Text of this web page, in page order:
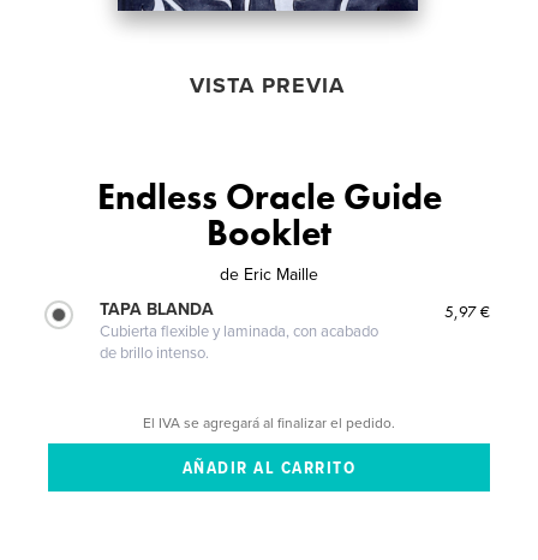
VISTA PREVIA
Endless Oracle Guide
Booklet
de Eric Maille
TAPA BLANDA
Cubierta flexible y laminada, con acabado
de brillo intenso.
5,97 €
El IVA se agregará al finalizar el pedido.